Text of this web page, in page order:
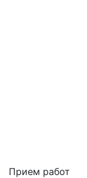
Прием работ